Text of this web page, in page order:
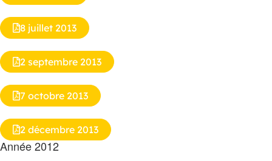
8 juillet 2013
2 septembre 2013
7 octobre 2013
2 décembre 2013
Année 2012